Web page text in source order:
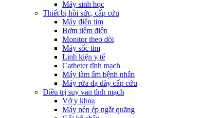
Máy sinh học
Thiết bị hồi sức, cấp cứu
Máy điện tim
Bơm tiêm điện
Monitor theo dõi
Máy sốc tim
Linh kiện y tế
Catheter tĩnh mạch
Máy làm ấm bệnh nhân
Máy rửa dạ dày cấp cứu
Điều trị suy van tĩnh mạch
Vớ y khoa
Máy nén ép ngắt quãng